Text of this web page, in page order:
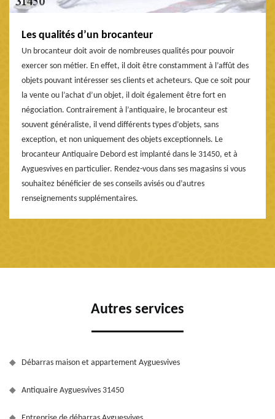
Les qualités d’un brocanteur
Un brocanteur doit avoir de nombreuses qualités pour pouvoir
exercer son métier. En effet, il doit être constamment à l’affût des
objets pouvant intéresser ses clients et acheteurs. Que ce soit pour
la vente ou l’achat d’un objet, il doit également être fort en
négociation. Contrairement à l’antiquaire, le brocanteur est
souvent généraliste, il vend différents types d’objets, sans
exception, et non uniquement des objets exceptionnels. Le
brocanteur Antiquaire Debord est implanté dans le 31450, et à
Ayguesvives en particulier. Rendez-vous dans ses magasins si vous
souhaitez bénéficier de ses conseils avisés ou d’autres
renseignements supplémentaires.
Autres services
Débarras maison et appartement Ayguesvives
Antiquaire Ayguesvives 31450